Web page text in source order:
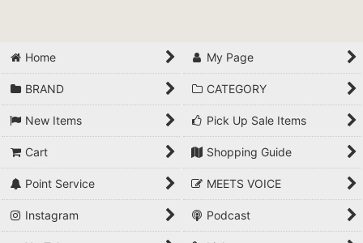
絞り込む
Home My Page
BRAND CATEGORY
New Items Pick Up Sale Items
Cart Shopping Guide
Point Service MEETS VOICE
Instagram Podcast